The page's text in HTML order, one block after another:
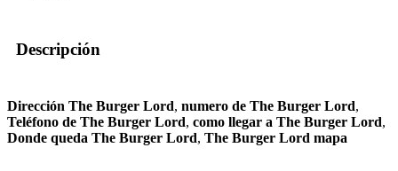
Descripción
Dirección The Burger Lord, numero de The Burger Lord,
Teléfono de The Burger Lord, como llegar a The Burger Lord,
Donde queda The Burger Lord, The Burger Lord mapa